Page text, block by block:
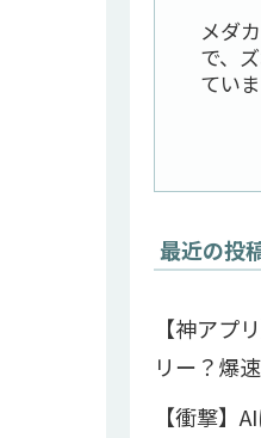
メダ
で、
ていま
最近の投
【神アプ
リー？爆
【衝撃】